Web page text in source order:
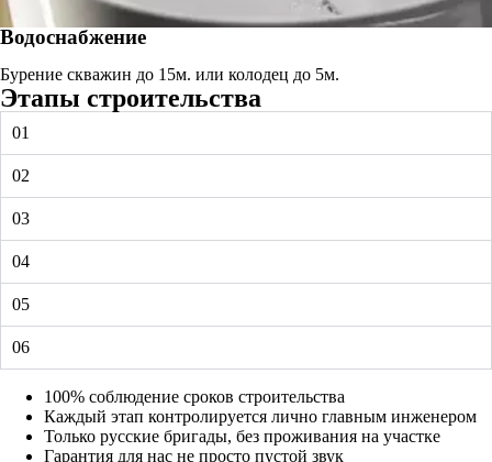
Водоснабжение
Бурение скважин до 15м. или колодец до 5м.
Этапы строительства
01
02
03
04
05
06
100% соблюдение сроков строительства
Каждый этап контролируется лично главным инженером
Только русские бригады, без проживания на участке
Гарантия для нас не просто пустой звук